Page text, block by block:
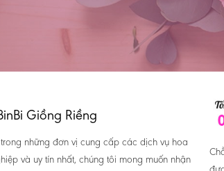
Giồng Riềng
những đơn vị cung cấp các dịch vụ hoa
và uy tín nhất, chúng tôi mong muốn nhận